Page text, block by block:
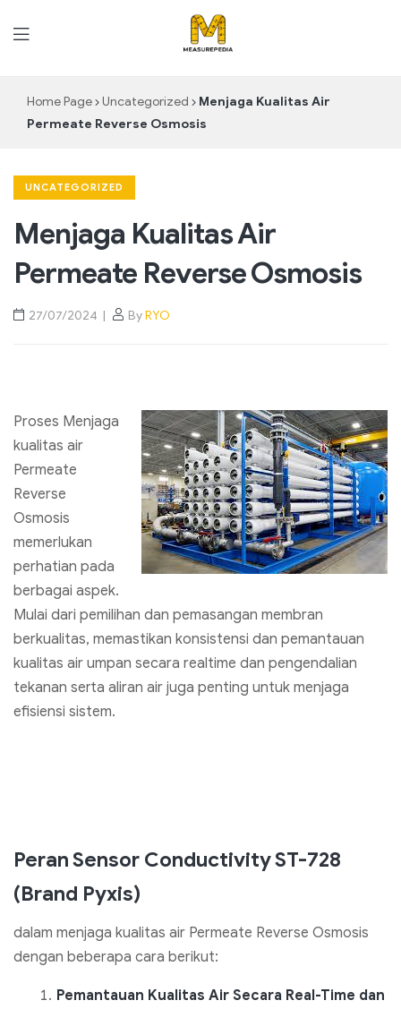
Home Page Uncategorized
Menjaga Kualitas Air
Permeate Reverse Osmosis
UNCATEGORIZED
Menjaga Kualitas Air
Permeate Reverse Osmosis
27/07/2024 ByRYO
Proses Menjaga
kualitas air
Permeate
Reverse
Osmosis
memerlukan
perhatian pada
berbagai aspek.
Mulai dari pemilihan dan pemasangan membran
berkualitas, memastikan konsistensi dan pemantauan
kualitas air umpan secara realtime dan pengendalian
tekanan serta aliran air juga penting untuk menjaga
efisiensi sistem.
Peran Sensor Conductivity ST-728
(Brand Pyxis)
dalam menjaga kualitas air Permeate Reverse Osmosis
dengan beberapa cara berikut:
Pemantauan Kualitas Air Secara Real-Time dan